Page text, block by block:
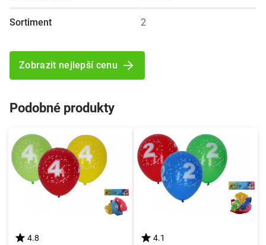
Sortiment 2
Zobrazit nejlepší cenu
Podobné produkty
4.8 4.1